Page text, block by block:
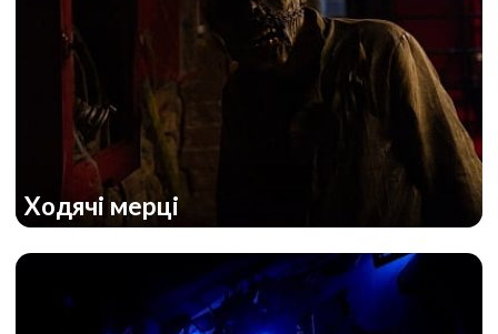
Ходячі мерці